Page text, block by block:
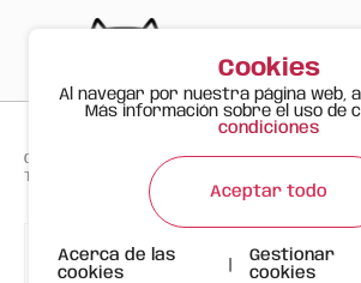
Gato Feliz Productos > >
Tazón de Cerámica con Diseño Ondulado | 250ml |
Cookies
Al navegar por nuestra página web,
Más información sobre el uso de
condiciones
Aceptar todo
Acerca de las
cookies
Gestionar
cookies